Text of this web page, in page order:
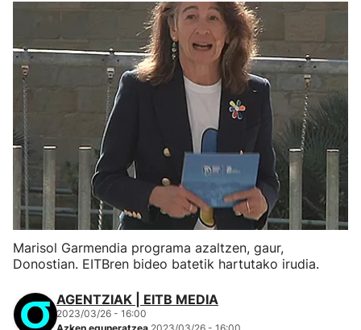
Marisol Garmendia programa azaltzen, gaur,
Donostian. EITBren bideo batetik hartutako irudia.
AGENTZIAK | EITB MEDIA
2023/03/26 - 16:00